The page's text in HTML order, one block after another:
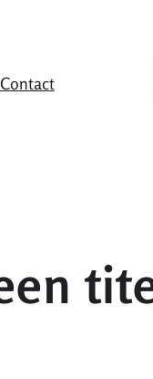
Contact